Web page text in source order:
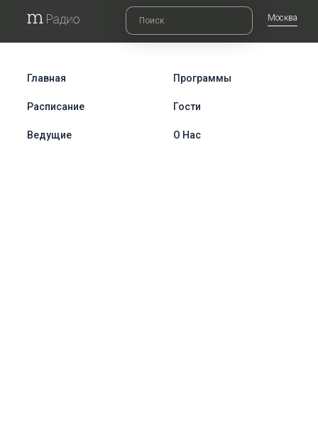
Москва
Главная Программы
Расписание Гости
Ведущие О Нас